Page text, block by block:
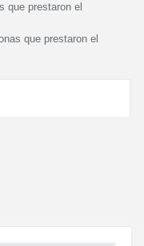
que prestaron el
que prestaron el